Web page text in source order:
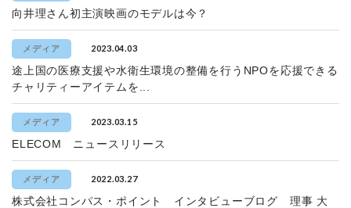
向井理さん初主演映画のモデルは今？
メディア 2023.04.03
途上国の医療支援や水衛生環境の整備を行うNPOを応援できる
チャリティーアイテムを...
メディア 2023.03.15
ELECOM ニュースリリース
メディア 2022.03.27
株式会社コンパス・ポイント インタビューブログ 理事 大